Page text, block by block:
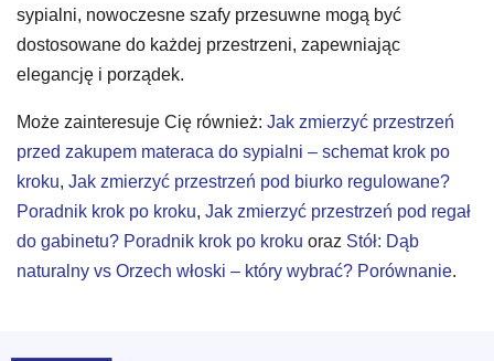
sypialni, nowoczesne szafy przesuwne mogą być
dostosowane do każdej przestrzeni, zapewniając
elegancję i porządek.
Może zainteresuje Cię również: Jak zmierzyć przestrzeń
przed zakupem materaca do sypialni – schemat krok po
kroku, Jak zmierzyć przestrzeń pod biurko regulowane?
Poradnik krok po kroku, Jak zmierzyć przestrzeń pod regał
do gabinetu? Poradnik krok po kroku oraz Stół: Dąb
naturalny vs Orzech włoski – który wybrać? Porównanie.